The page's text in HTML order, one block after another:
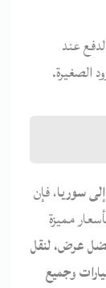
عند
الصغيرة.
سوريا، فإن
مميزة
عرض، لنقل
وجميع